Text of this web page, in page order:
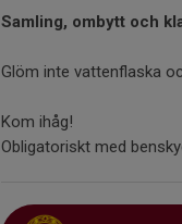
Samling, ombytt och
Glöm inte vattenflaska
Kom ihåg!
Obligatoriskt med